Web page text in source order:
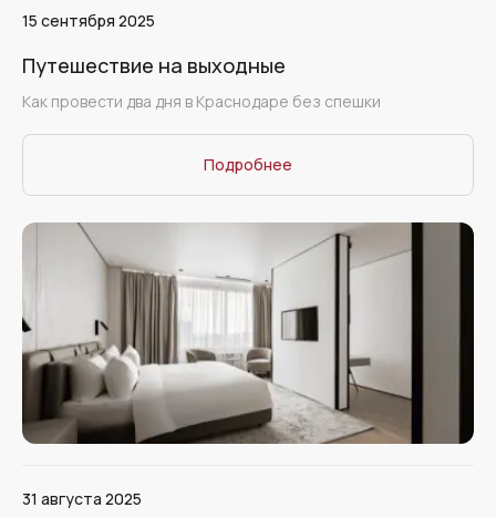
15 сентября 2025
Путешествие на выходные
Как провести два дня в Краснодаре без спешки
Подробнее
31 августа 2025